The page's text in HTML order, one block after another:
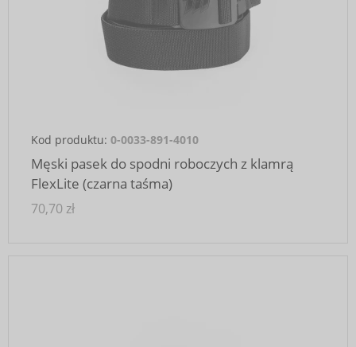
Kod produktu: 0-0033-891-4010
Męski pasek do spodni roboczych z klamrą
FlexLite (czarna taśma)
70,70 zł